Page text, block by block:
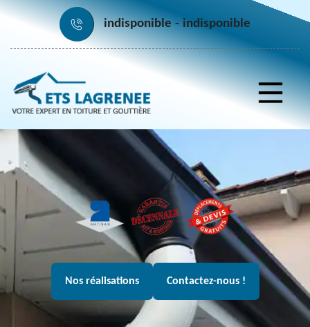
indisponible indisponible
Nos réalisations Contactez-nous !